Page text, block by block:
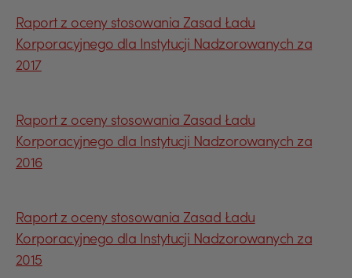
Raport z oceny stosowania Zasad Ładu
Korporacyjnego dla Instytucji Nadzorowanych za
2017
Raport z oceny stosowania Zasad Ładu
Korporacyjnego dla Instytucji Nadzorowanych za
2016
Raport z oceny stosowania Zasad Ładu
Korporacyjnego dla Instytucji Nadzorowanych za
2015
USD